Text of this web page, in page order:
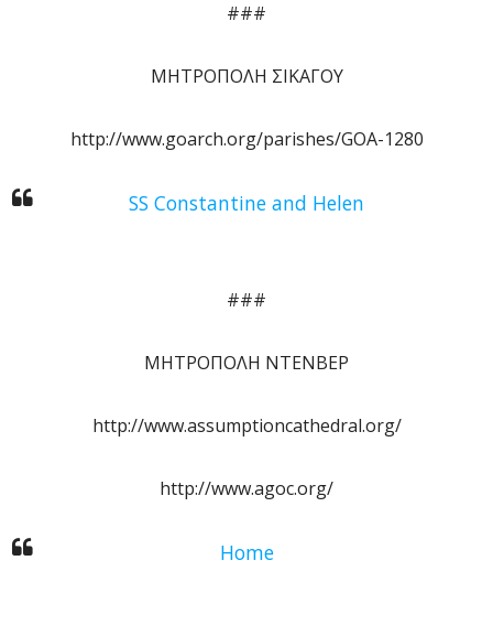
###
ΜΗΤΡΟΠΟΛΗ ΣΙΚΑΓΟΥ
http://www.goarch.org/parishes/GOA-1280
SS Constantine and Helen
###
ΜΗΤΡΟΠΟΛΗ ΝΤΕΝΒΕΡ
http://www.assumptioncathedral.org/
http://www.agoc.org/
Home